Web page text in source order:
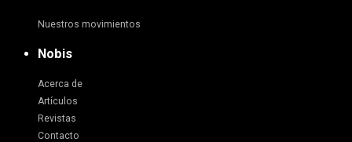
Nuestros movimientos
Nobis
Acerca de
Artículos
Revistas
Contacto